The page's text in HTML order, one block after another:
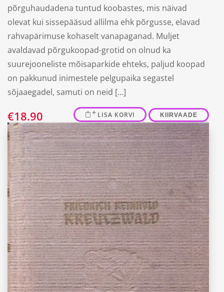
põrguhaudadena tuntud koobastes, mis näivad
olevat kui sissepääsud allilma ehk põrgusse, elavad
rahvapärimuse kohaselt vanapaganad. Muljet
avaldavad põrgukoopad-grotid on olnud ka
suurejooneliste mõisaparkide ehteks, paljud koopad
on pakkunud inimestele pelgupaika segastel
sõjaaegadel, samuti on neid […]
€18.90 LISA KORVI KIIRVAADE